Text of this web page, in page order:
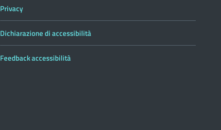
Privacy
Dichiarazione di accessibilità
Feedback accessibilità